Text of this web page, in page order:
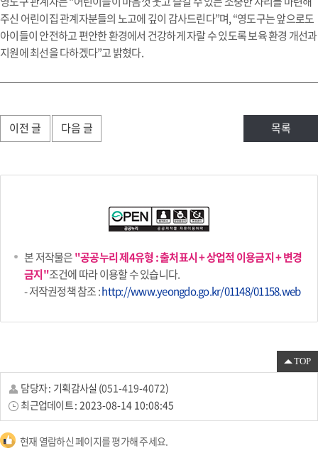
주신 어린이집 관계자분들의 노고에 깊이 감사드린다”며, “영도구는 앞으로도
아이들이 안전하고 편안한 환경에서 건강하게 자랄 수 있도록 보육 환경 개선과
지원에 최선을 다하겠다”고 밝혔다.
이전 글 다음 글 목록
본 저작물은"공공누리 제4유형 : 출처표시 + 상업적 이용금지 + 변경
금지"조건에 따라 이용할 수 있습니다.
- 저작권정책 참조 :http://www.yeongdo.go.kr/01148/01158.web
TOP
담당자 : 기획감사실 (051-419-4072)
최근업데이트 : 2023-08-14 10:08:45
현재 열람하신 페이지를 평가해 주세요.